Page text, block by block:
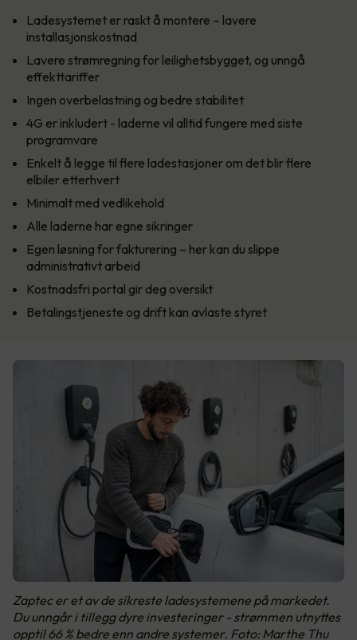
Ladesystemet er raskt å montere – lavere
installasjonskostnad
Lavere strømregning for leilighetsbygget, og unngå
effekttariffer
Ingen overbelastning og bedre stabilitet
4G er inkludert - laderne vil alltid fungere med siste
programvare
Enkelt å legge til flere ladestasjoner om det blir flere
elbiler etterhvert
Minimalt med vedlikehold
Alle laderne har egne sikringer
Egen løsning for fakturering – her kan du slippe
administrativt arbeid
Kostnadsfri portal gir deg oversikt
Betalingstjeneste og drift kan avlaste styret
Zaptec er et av de sikreste ladesystemene på markedet.
Du unngår i tillegg dyre investeringer - strømmen utnyttes
opptil 66 % bedre enn andre systemer. Foto: Marthe Thu